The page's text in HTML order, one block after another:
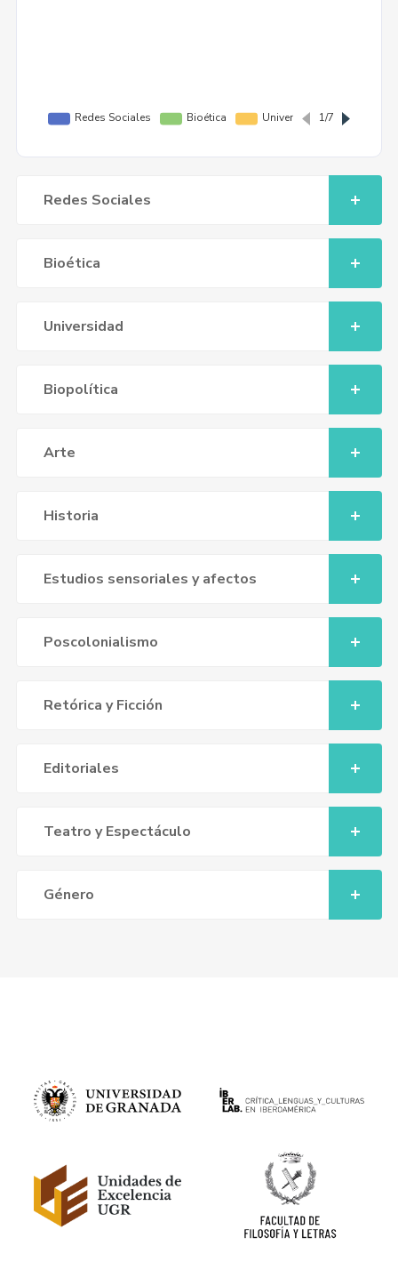
Redes Sociales
Bioética
Universidad
Biopolítica
Arte
Historia
Estudios sensoriales y afectos
Poscolonialismo
Retórica y Ficción
Editoriales
Teatro y Espectáculo
Género